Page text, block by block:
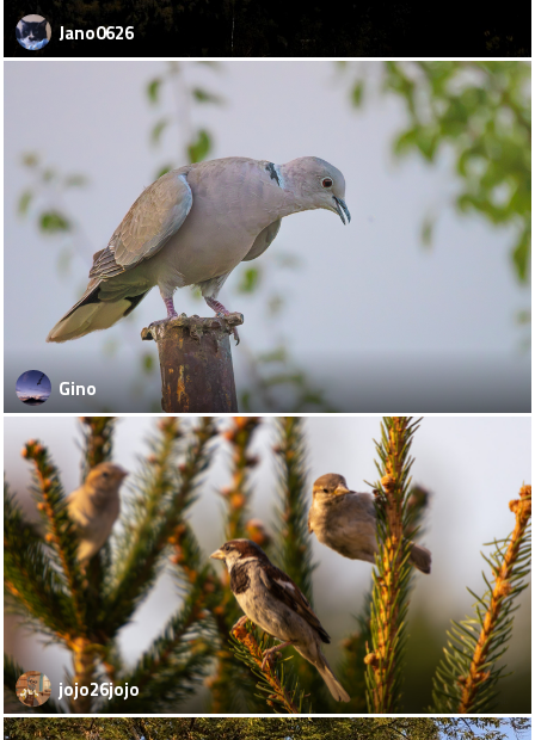
Jano0626
Gino
jojo26jojo